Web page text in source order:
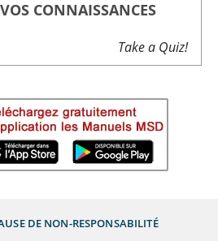
CONNAISSANCES
Take a Quiz!
DE NON-RESPONSABILITÉ